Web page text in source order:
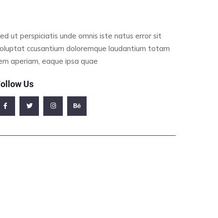
ut perspiciatis unde omnis iste natus error sit
ccusantium doloremque laudantium totam
aperiam, eaque ipsa quae
Us